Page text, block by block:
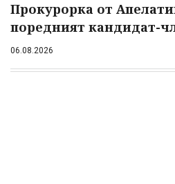
Прокурорка от
поредният кандидат-
06.08.2026